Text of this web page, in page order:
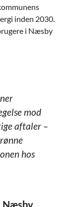
inden 2030.
i Næsby
mod
aftaler –
hos